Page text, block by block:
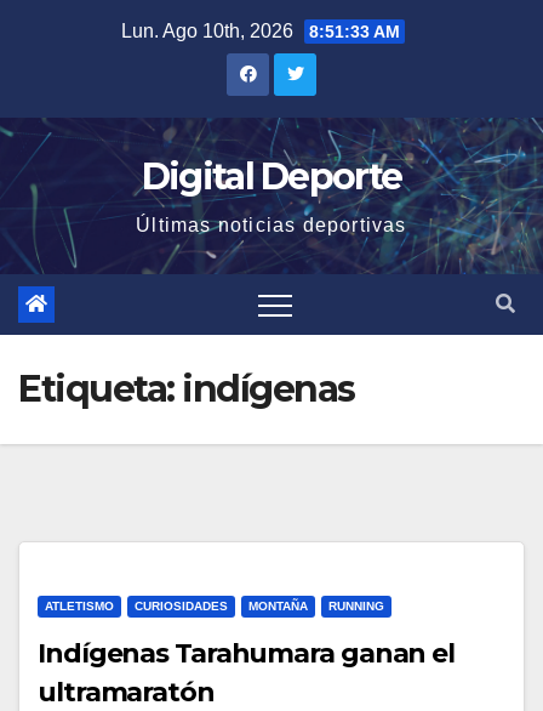
Lun. Ago 10th, 2026 8:51:33 AM
Digital Deporte
Últimas noticias deportivas
Etiqueta: indígenas
ATLETISMO CURIOSIDADES MONTAÑA RUNNING
Indígenas Tarahumara ganan el
ultramaratón